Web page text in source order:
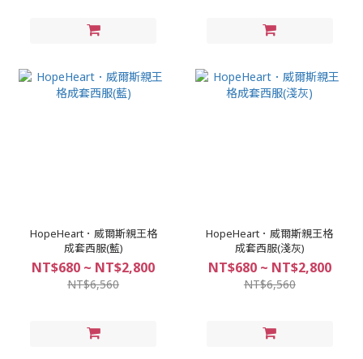
HopeHeart．威爾斯親王格
成套西服(藍)
NT$680 ~ NT$2,800
NT$6,560
HopeHeart．威爾斯親王格
成套西服(淺灰)
NT$680 ~ NT$2,800
NT$6,560